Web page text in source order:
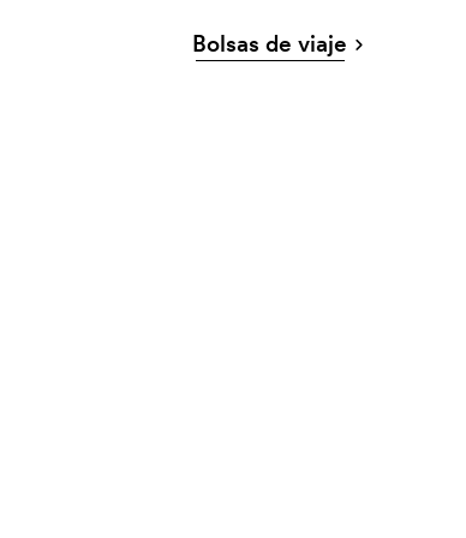
Bolsas de viaje